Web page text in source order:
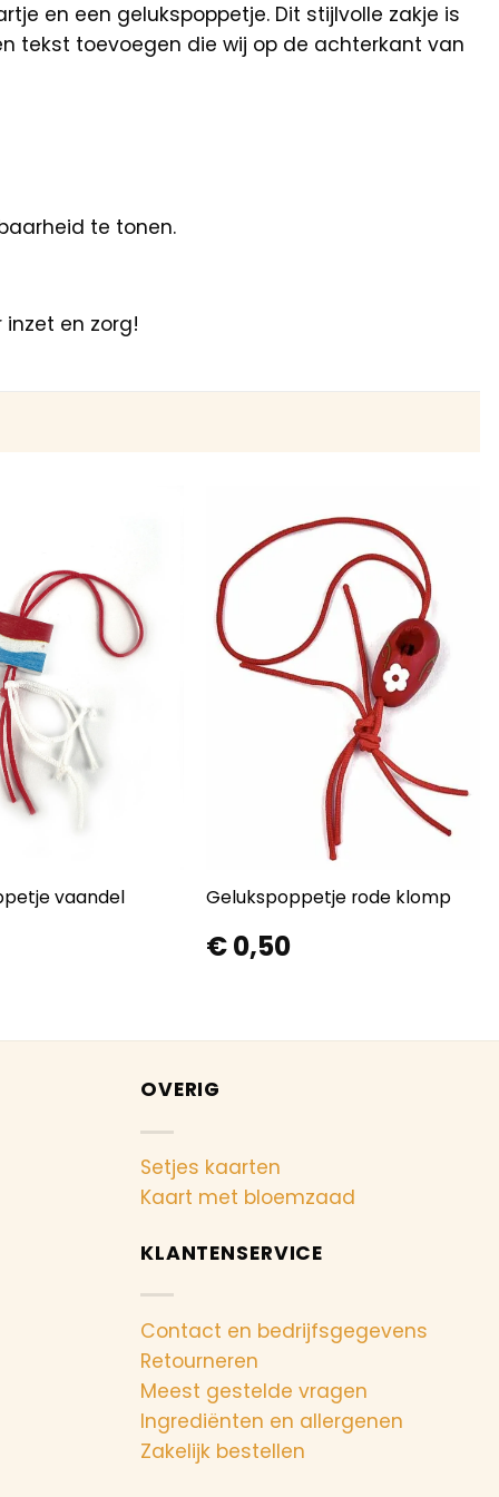
en een gelukspoppetje. Dit stijlvolle zakje is
tekst toevoegen die wij op de achterkant van
te tonen.
en zorg!
vaandel Gelukspoppetje rode klomp
€0,50
OVERIG
Setjes kaarten
Kaart met bloemzaad
KLANTENSERVICE
Contact en bedrijfsgegevens
Retourneren
Meest gestelde vragen
Ingrediënten en allergenen
Zakelijk bestellen